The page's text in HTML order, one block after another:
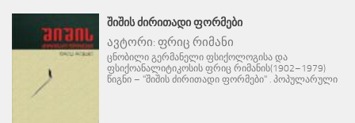
ᲨᲘᲨᲘᲡ ᲫᲘᲠᲘᲗᲐᲓᲘ ᲤᲝᲠᲛᲔᲑᲘ
ავტორი: ფრიც რიმანი
ცნობილი გერმანელი ფსიქოლოგისა და
ფსიქოანალიტიკოსის ფრიც რიმანის(1902–1979)
წიგნი – "შიშის ძირითადი ფორმები" . პოპულარული